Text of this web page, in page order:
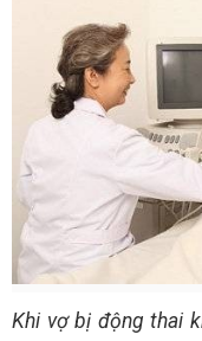
Khi vợ bị động thai